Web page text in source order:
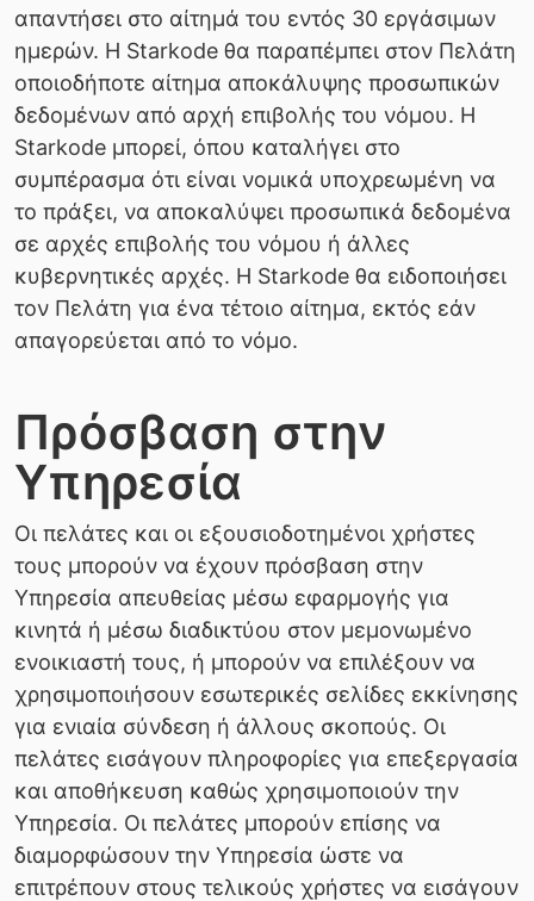
απαντήσει στο αίτημά του εντός 30 εργάσιμων
ημερών. Η Starkode θα παραπέμπει στον Πελάτη
οποιοδήποτε αίτημα αποκάλυψης προσωπικών
δεδομένων από αρχή επιβολής του νόμου. Η
Starkode μπορεί, όπου καταλήγει στο
συμπέρασμα ότι είναι νομικά υποχρεωμένη να
το πράξει, να αποκαλύψει προσωπικά δεδομένα
σε αρχές επιβολής του νόμου ή άλλες
κυβερνητικές αρχές. Η Starkode θα ειδοποιήσει
τον Πελάτη για ένα τέτοιο αίτημα, εκτός εάν
απαγορεύεται από το νόμο.
Πρόσβαση στην
Υπηρεσία
Οι πελάτες και οι εξουσιοδοτημένοι χρήστες
τους μπορούν να έχουν πρόσβαση στην
Υπηρεσία απευθείας μέσω εφαρμογής για
κινητά ή μέσω διαδικτύου στον μεμονωμένο
ενοικιαστή τους, ή μπορούν να επιλέξουν να
χρησιμοποιήσουν εσωτερικές σελίδες εκκίνησης
για ενιαία σύνδεση ή άλλους σκοπούς. Οι
πελάτες εισάγουν πληροφορίες για επεξεργασία
και αποθήκευση καθώς χρησιμοποιούν την
Υπηρεσία. Οι πελάτες μπορούν επίσης να
διαμορφώσουν την Υπηρεσία ώστε να
επιτρέπουν στους τελικούς χρήστες να εισάγουν